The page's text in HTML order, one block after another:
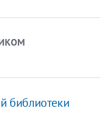
библиотеки